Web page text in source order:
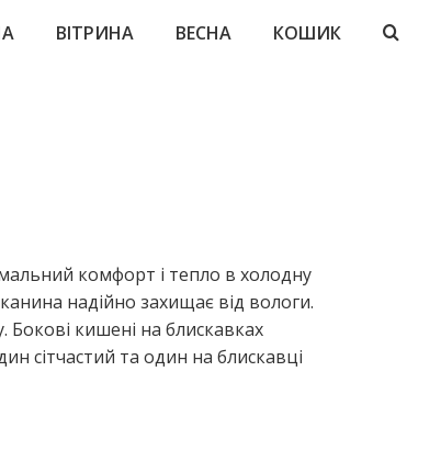
ВІТРИНА ВЕСНА КОШИК
комфорт і тепло в холодну
надійно захищає від вологи.
кишені на блискавках
сітчастий та один на блискавці